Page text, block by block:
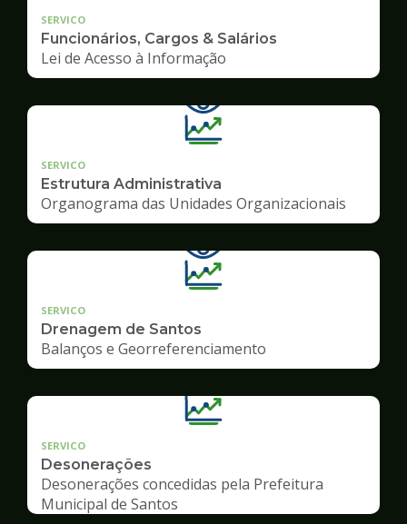
SERVICO
Funcionários, Cargos & Salários
Lei de Acesso à Informação
SERVICO
Estrutura Administrativa
Organograma das Unidades Organizacionais
SERVICO
Drenagem de Santos
Balanços e Georreferenciamento
SERVICO
Desonerações
Desonerações concedidas pela Prefeitura
Municipal de Santos